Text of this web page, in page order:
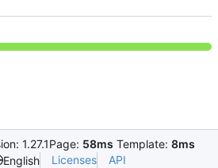
1.27.1Page: 58ms Template: 8ms
English Licenses API